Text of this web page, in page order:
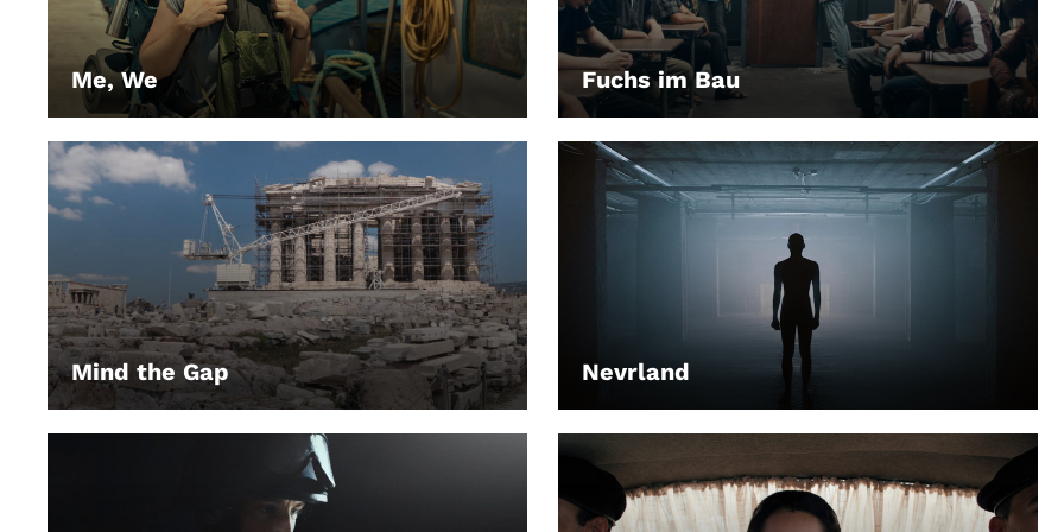
Me, We
LEIHEN Fuchs im Bau
LEIHEN
Mind the Gap
LEIHEN Nevrland
LEIHEN